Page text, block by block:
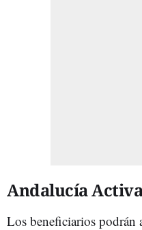
Andalucía Activa
Los beneficiarios podrán